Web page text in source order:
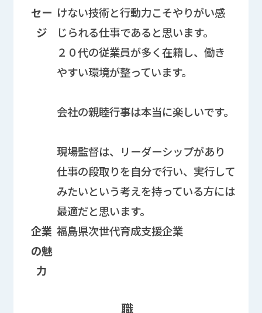
セー
ジ
けない技術と行動力こそやりがい感
じられる仕事であると思います。
２０代の従業員が多く在籍し、働き
やすい環境が整っています。
会社の親睦行事は本当に楽しいです。
現場監督は、リーダーシップがあり
仕事の段取りを自分で行い、実行して
みたいという考えを持っている方には
最適だと思います。
企業
の魅
力
福島県次世代育成支援企業
職